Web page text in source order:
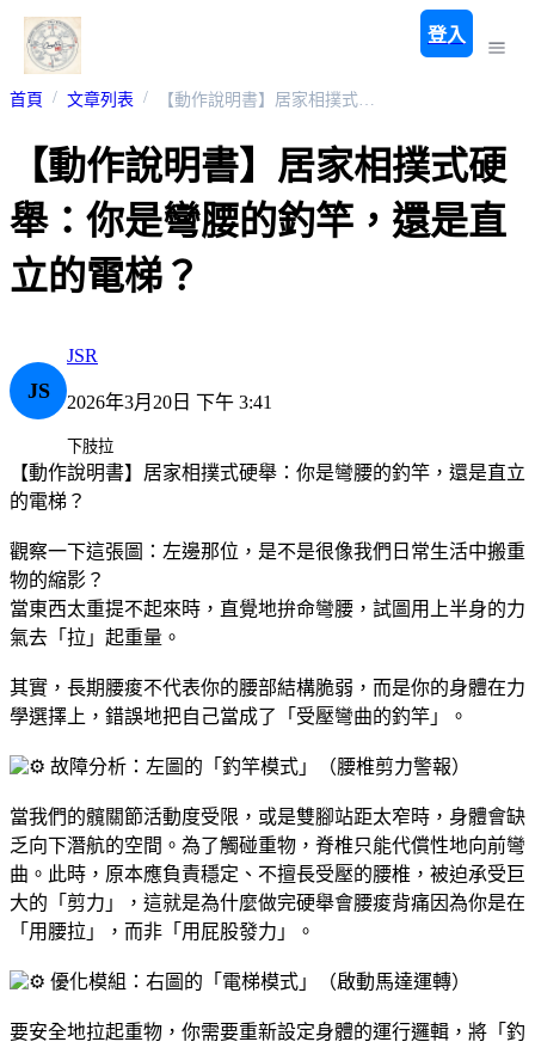
登入
首頁 文章列表 【動作說明書】居家相撲式硬舉：你是彎腰的釣竿，還是直立的電梯？ ​
【動作說明書】居家相撲式硬
舉：你是彎腰的釣竿，還是直
立的電梯？ ​
JS
JSR
2026年3月20日 下午 3:41
下肢拉
【動作說明書】居家相撲式硬舉：你是彎腰的釣竿，還是直立
的電梯？
觀察一下這張圖：左邊那位，是不是很像我們日常生活中搬重
物的縮影？
當東西太重提不起來時，直覺地拚命彎腰，試圖用上半身的力
氣去「拉」起重量。
其實，長期腰痠不代表你的腰部結構脆弱，而是你的身體在力
學選擇上，錯誤地把自己當成了「受壓彎曲的釣竿」。
故障分析：左圖的「釣竿模式」（腰椎剪力警報）
當我們的髖關節活動度受限，或是雙腳站距太窄時，身體會缺
乏向下潛航的空間。為了觸碰重物，脊椎只能代償性地向前彎
曲。此時，原本應負責穩定、不擅長受壓的腰椎，被迫承受巨
大的「剪力」，這就是為什麼做完硬舉會腰痠背痛因為你是在
「用腰拉」，而非「用屁股發力」。
優化模組：右圖的「電梯模式」（啟動馬達運轉）
要安全地拉起重物，你需要重新設定身體的運行邏輯，將「釣